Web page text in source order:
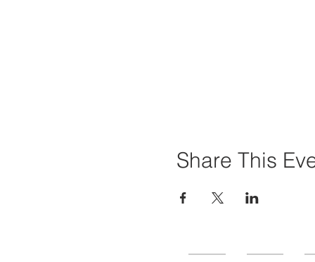
Share This